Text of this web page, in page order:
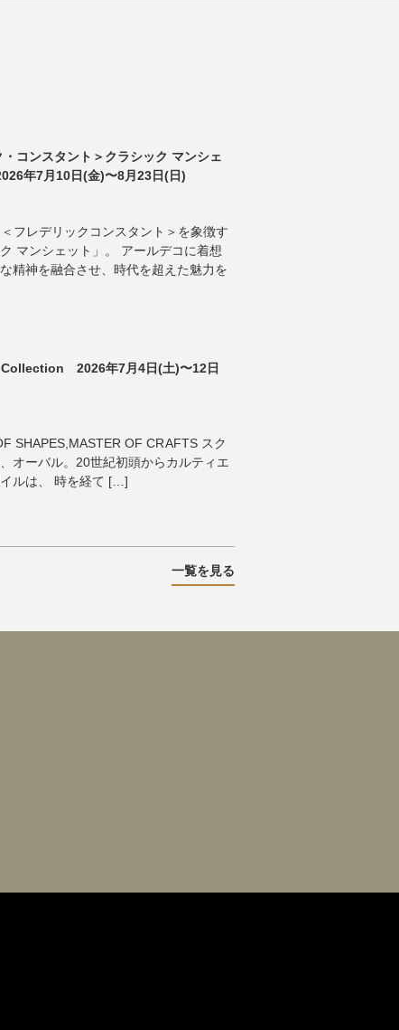
・コンスタント＞クラシック マンシェ
年7月10日(金)〜8月23日(日)
フレデリックコンスタント＞を象徴す
マンシェット」。 アールデコに着想
精神を融合させ、時代を超えた魅力を
2026年7月4日(土)〜12日
SHAPES,MASTER OF CRAFTS スク
オーバル。20世紀初頭からカルティエ
ルは、 時を経て […]
一覧を見る